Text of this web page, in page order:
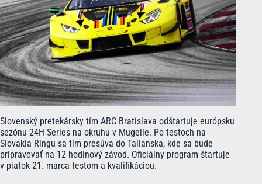
Slovenský pretekársky tím ARC Bratislava odštartuje európsku
sezónu 24H Series na okruhu v Mugelle. Po testoch na
Slovakia Ringu sa tím presúva do Talianska, kde sa bude
pripravovať na 12 hodinový závod. Oficiálny program štartuje
v piatok 21. marca testom a kvalifikáciou.